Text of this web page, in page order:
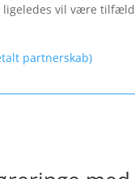
vil være
partnerskab)